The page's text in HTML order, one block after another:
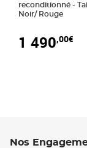
reconditionné - Taille normale -
Noir/ Rouge
1 490,00€
Nos